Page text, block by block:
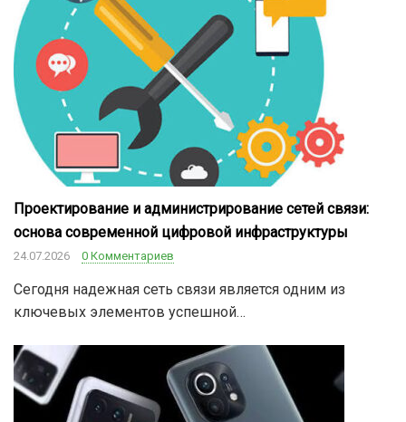
Проектирование и администрирование сетей связи:
основа современной цифровой инфраструктуры
24.07.2026 0 Комментариев
Сегодня надежная сеть связи является одним из
ключевых элементов успешной…